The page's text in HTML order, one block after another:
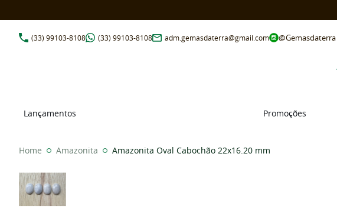
(33) 99103-8108 (33) 99103-8108 adm.gemasdaterra@gmail.com @Gemasdaterra
Lançamentos Promoções
Home Amazonita Amazonita Oval Cabochão 22x16.20 mm